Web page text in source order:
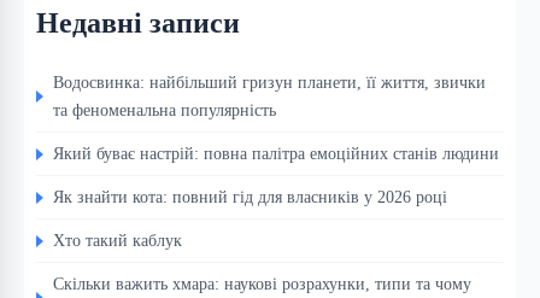
Недавні записи
Водосвинка: найбільший гризун планети, її життя, звички
та феноменальна популярність
Який буває настрій: повна палітра емоційних станів людини
Як знайти кота: повний гід для власників у 2026 році
Хто такий каблук
Скільки важить хмара: наукові розрахунки, типи та чому